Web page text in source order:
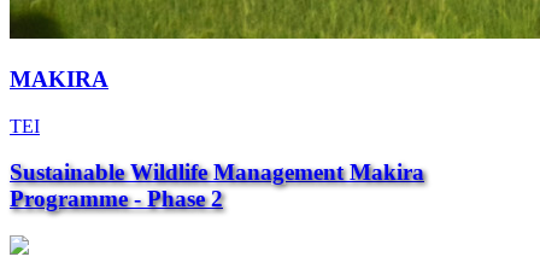
MAKIRA
TEI
Sustainable Wildlife Management Makira
Programme - Phase 2